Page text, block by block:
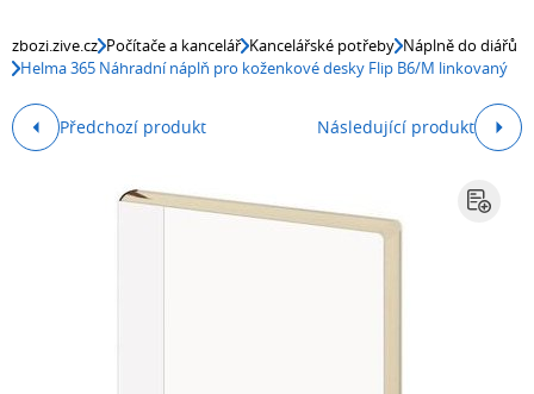
zbozi.zive.cz Počítače a kancelář Kancelářské potřeby Náplně do diářů
Helma 365 Náhradní náplň pro koženkové desky Flip B6/M linkovaný
Předchozí produkt Následující produkt